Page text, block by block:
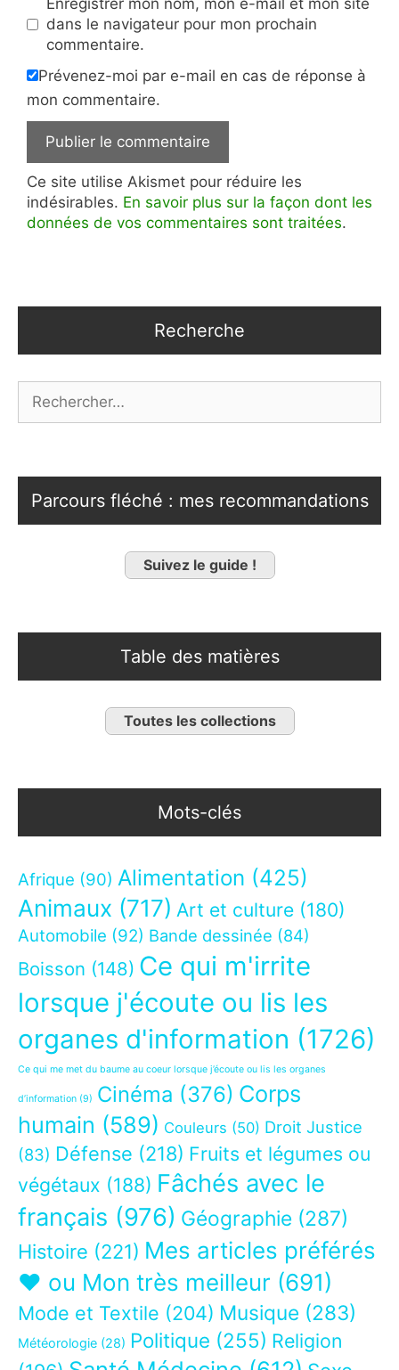
Enregistrer mon nom, mon e-mail et mon site
dans le navigateur pour mon prochain
commentaire.
Prévenez-moi par e-mail en cas de réponse à
mon commentaire.
Ce site utilise Akismet pour réduire les
indésirables. En savoir plus sur la façon dont les
données de vos commentaires sont traitées.
Recherche
Parcours fléché : mes recommandations
Suivez le guide !
Table des matières
Toutes les collections
Mots-clés
Afrique (90) Alimentation (425)
Animaux (717) Art et culture (180)
Automobile (92) Bande dessinée (84)
Boisson (148) Ce qui m'irrite
lorsque j'écoute ou lis les
organes d'information (1726)
Ce qui me met du baume au coeur lorsque j’écoute ou lis les organes
d’information (9) Cinéma (376) Corps
humain (589) Couleurs (50) Droit Justice
(83) Défense (218) Fruits et légumes ou
végétaux (188) Fâchés avec le
français (976) Géographie (287)
Histoire (221) Mes articles préférés
❤ ou Mon très meilleur (691)
Mode et Textile (204) Musique (283)
Météorologie (28) Politique (255) Religion